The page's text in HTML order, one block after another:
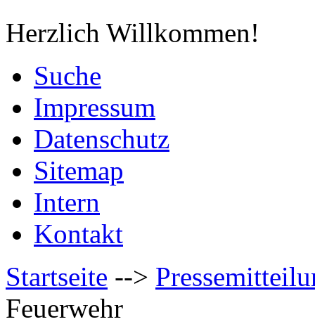
Herzlich Willkommen!
Suche
Impressum
Datenschutz
Sitemap
Intern
Kontakt
Startseite -->
Feuerwehr